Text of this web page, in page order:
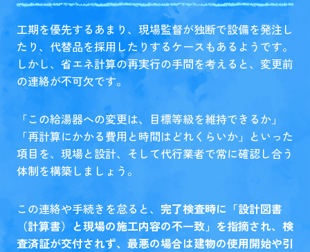
工期を優先するあまり、現場監督が独断で設備を発注し
たり、代替品を採用したりするケースもあるようです。
しかし、省エネ計算の再実行の手間を考えると、変更前
の連絡が不可欠です。
「この給湯器への変更は、目標等級を維持できるか」
「再計算にかかる費用と時間はどれくらいか」といった
項目を、現場と設計、そして代行業者で常に確認し合う
体制を構築しましょう。
この連絡や手続きを怠ると、 完了検査時に「設計図書
（計算書）と現場の施工内容の不一致」を指摘され、検
査済証が交付されず、最悪の場合は建物の使用開始や引